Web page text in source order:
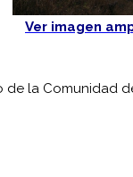
Ver imagen
la Comunidad